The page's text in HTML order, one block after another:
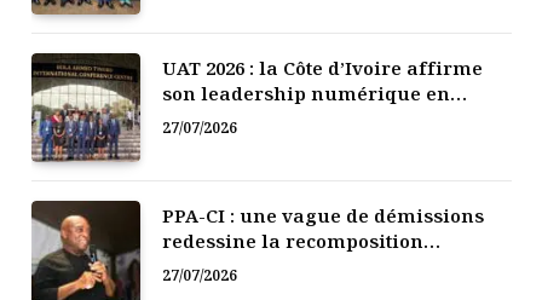
UAT 2026 : la Côte d’Ivoire affirme
son leadership numérique en
Afrique
27/07/2026
PPA-CI : une vague de démissions
redessine la recomposition
politique
27/07/2026